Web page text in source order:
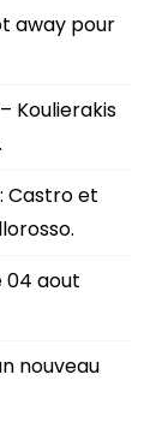
away pour
Koulierakis
Castro et
04 aout
nouveau